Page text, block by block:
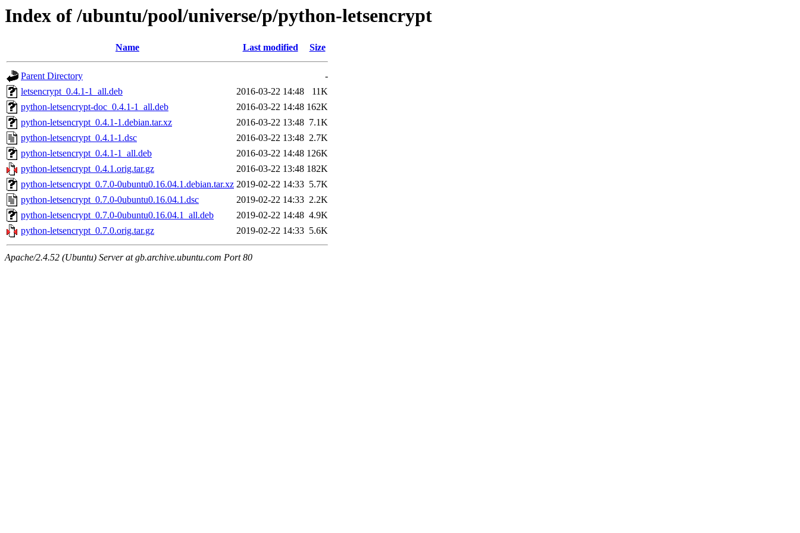
Index of /ubuntu/pool/universe/p/python-letsencrypt
Name Last modified Size
Parent Directory
-
letsencrypt_0.4.1-1_all.deb
2016-03-22 14:48
11K
python-letsencrypt-doc_0.4.1-1_all.deb
2016-03-22 14:48 162K
python-letsencrypt_0.4.1-1.debian.tar.xz
2016-03-22 13:48 7.1K
python-letsencrypt_0.4.1-1.dsc
2016-03-22 13:48 2.7K
python-letsencrypt_0.4.1-1_all.deb
2016-03-22 14:48 126K
python-letsencrypt_0.4.1.orig.tar.gz
2016-03-22 13:48 182K
python-letsencrypt_0.7.0-0ubuntu0.16.04.1.debian.tar.xz 2019-02-22 14:33 5.7K
python-letsencrypt_0.7.0-0ubuntu0.16.04.1.dsc
2019-02-22 14:33 2.2K
python-letsencrypt_0.7.0-0ubuntu0.16.04.1_all.deb
2019-02-22 14:48 4.9K
python-letsencrypt_0.7.0.orig.tar.gz
2019-02-22 14:33 5.6K
Apache/2.4.52 (Ubuntu) Server at gb.archive.ubuntu.com Port 80